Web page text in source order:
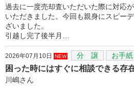
過去に一度売却査いただいた際に対応
いただきました。今回も親身にスピー
ざいました。
引越し完了後半月…
2026年07月10日 NEW 分 譲 お手紙
困った時にはすぐに相談できる存
川嶋さん